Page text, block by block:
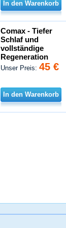
In den Warenkorb
Comax - Tiefer
Schlaf und
vollständige
Regeneration
Unser Preis:45 €
In den Warenkorb